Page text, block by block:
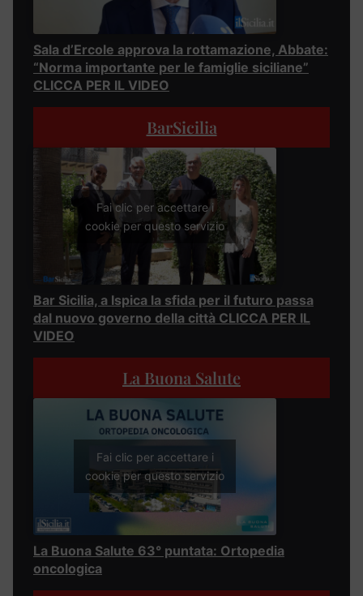
Sala d’Ercole approva la rottamazione, Abbate:
“Norma importante per le famiglie siciliane”
CLICCA PER IL VIDEO
BarSicilia
Fai clic per accettare i
cookie per questo servizio
Bar Sicilia, a Ispica la sfida per il futuro passa
dal nuovo governo della città CLICCA PER IL
VIDEO
La Buona Salute
Fai clic per accettare i
cookie per questo servizio
La Buona Salute 63° puntata: Ortopedia
oncologica